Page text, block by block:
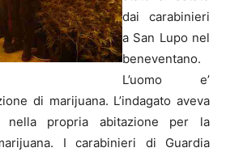
dai carabinieri
a San Lupo nel
beneventano.
L’uomo e’
di marijuana. L’indagato aveva
nella propria abitazione per la
I carabinieri di Guardia